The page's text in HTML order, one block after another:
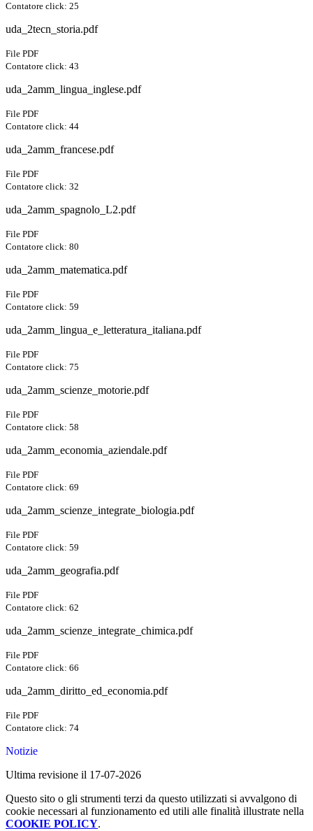
Contatore click: 25
uda_2tecn_storia.pdf
File PDF
Contatore click: 43
uda_2amm_lingua_inglese.pdf
File PDF
Contatore click: 44
uda_2amm_francese.pdf
File PDF
Contatore click: 32
uda_2amm_spagnolo_L2.pdf
File PDF
Contatore click: 80
uda_2amm_matematica.pdf
File PDF
Contatore click: 59
uda_2amm_lingua_e_letteratura_italiana.pdf
File PDF
Contatore click: 75
uda_2amm_scienze_motorie.pdf
File PDF
Contatore click: 58
uda_2amm_economia_aziendale.pdf
File PDF
Contatore click: 69
uda_2amm_scienze_integrate_biologia.pdf
File PDF
Contatore click: 59
uda_2amm_geografia.pdf
File PDF
Contatore click: 62
uda_2amm_scienze_integrate_chimica.pdf
File PDF
Contatore click: 66
uda_2amm_diritto_ed_economia.pdf
File PDF
Contatore click: 74
Notizie
Ultima revisione il 17-07-2026
Questo sito o gli strumenti terzi da questo utilizzati si avvalgono di
cookie necessari al funzionamento ed utili alle finalità illustrate nella
COOKIE POLICY.